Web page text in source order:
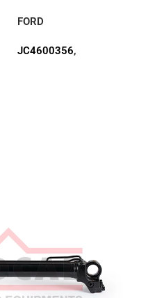
CABINA
FORD
JC4600356,